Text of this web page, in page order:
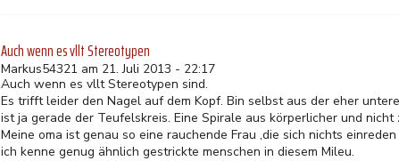
Auch wenn es vllt Stereotypen
Markus54321 am 21. Juli 2013 - 22:17
Auch wenn es vllt Stereotypen sind.
Es trifft leider den Nagel auf dem Kopf. Bin selbst aus der eher
ist ja gerade der Teufelskreis. Eine Spirale aus körperlicher und
Meine oma ist genau so eine rauchende Frau ,die sich nichts
ich kenne genug ähnlich gestrickte menschen in diesem Mileu.